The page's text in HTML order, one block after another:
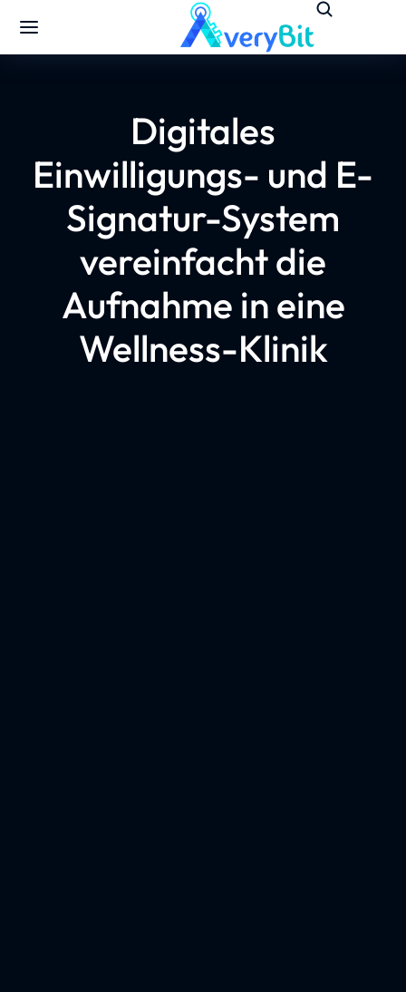
Digitales
Einwilligungs- und E-
Signatur-System
vereinfacht die
Aufnahme in eine
Wellness-Klinik